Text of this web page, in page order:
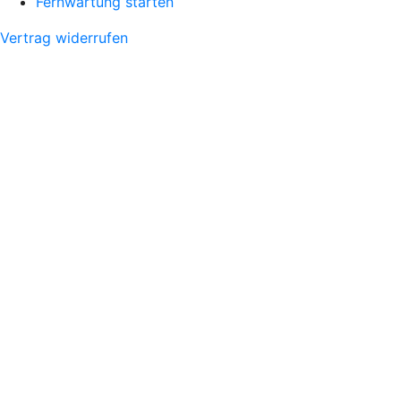
Vertrag widerrufen